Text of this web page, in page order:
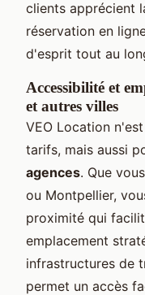
clients apprécient
réservation en
d'esprit tout au
Accessibilité et
et autres villes
VEO Location
tarifs, mais aussi
agences. Que
ou Montpellier,
proximité qui
emplacement
infrastructures de
permet un accès